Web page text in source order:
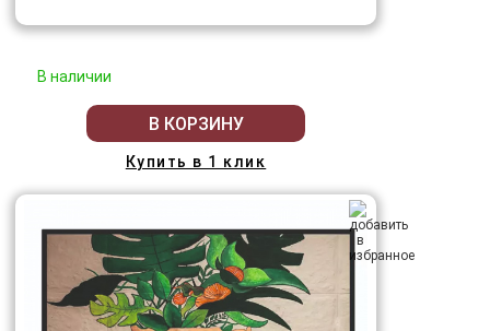
В наличии
В КОРЗИНУ
Купить в 1 клик